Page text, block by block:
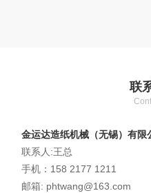
联
金运达造纸机械（无锡）有限
联系人:王总
手机：158 2177 1211
邮箱: phtwang@163.com